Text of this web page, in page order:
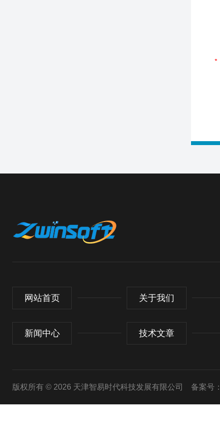
网站首页 关于我们
新闻中心 技术文章
版权所有 © 2026 天津智易时代科技发展有限公司 备案号